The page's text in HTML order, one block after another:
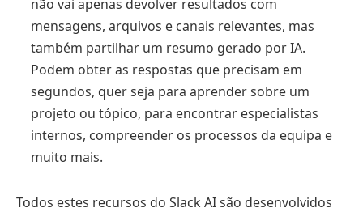
não vai apenas devolver resultados com
mensagens, arquivos e canais relevantes, mas
também partilhar um resumo gerado por IA.
Podem obter as respostas que precisam em
segundos, quer seja para aprender sobre um
projeto ou tópico, para encontrar especialistas
internos, compreender os processos da equipa e
muito mais.
Todos estes recursos do Slack AI são desenvolvidos